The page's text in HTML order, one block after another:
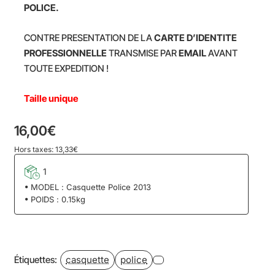
POLICE.
CONTRE PRESENTATION DE LACARTE D’IDENTITE
PROFESSIONNELLE TRANSMISEPAREMAILAVANT
TOUTE EXPEDITION !
Taille unique
16,00€
Hors taxes: 13,33€
1
MODEL : Casquette Police 2013
POIDS : 0.15kg
Étiquettes: casquette police